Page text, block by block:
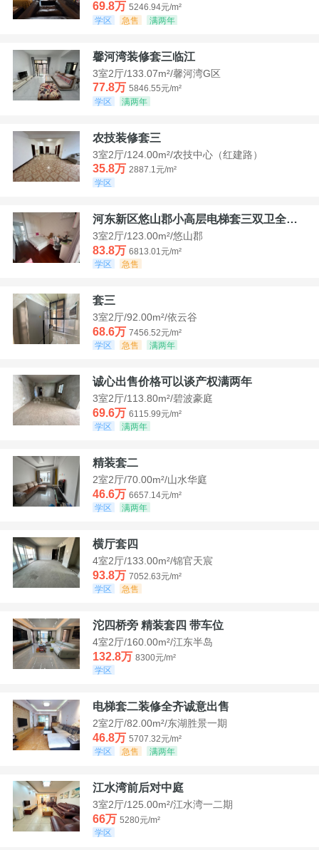
69.8万 5246.94元/m²
学区
急售 满两年
馨河湾装修套三临江
3室2厅/133.07m²/馨河湾G区
77.8万 5846.55元/m²
学区
满两年
农技装修套三
3室2厅/124.00m²/农技中心（红建路）
35.8万 2887.1元/m²
学区
河东新区悠山郡小高层电梯套三双卫全装带家具家电
3室2厅/123.00m²/悠山郡
83.8万 6813.01元/m²
学区
急售
套三
3室2厅/92.00m²/依云谷
68.6万 7456.52元/m²
学区
急售 满两年
诚心出售价格可以谈产权满两年
3室2厅/113.80m²/碧波豪庭
69.6万 6115.99元/m²
学区
满两年
精装套二
2室2厅/70.00m²/山水华庭
46.6万 6657.14元/m²
学区
满两年
横厅套四
4室2厅/133.00m²/锦官天宸
93.8万 7052.63元/m²
学区
急售
沱四桥旁 精装套四 带车位
4室2厅/160.00m²/江东半岛
132.8万 8300元/m²
学区
电梯套二装修全齐诚意出售
2室2厅/82.00m²/东湖胜景一期
46.8万 5707.32元/m²
学区
急售 满两年
江水湾前后对中庭
3室2厅/125.00m²/江水湾一二期
66万 5280元/m²
学区